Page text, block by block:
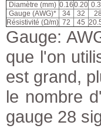
Diamètre (mm) 0.160.20
Gauge (AWG)*
34 32 28
Résistivité (Ω/m) 72 45
Gauge:
que l'on
est grand,
le nombre
gauge 28